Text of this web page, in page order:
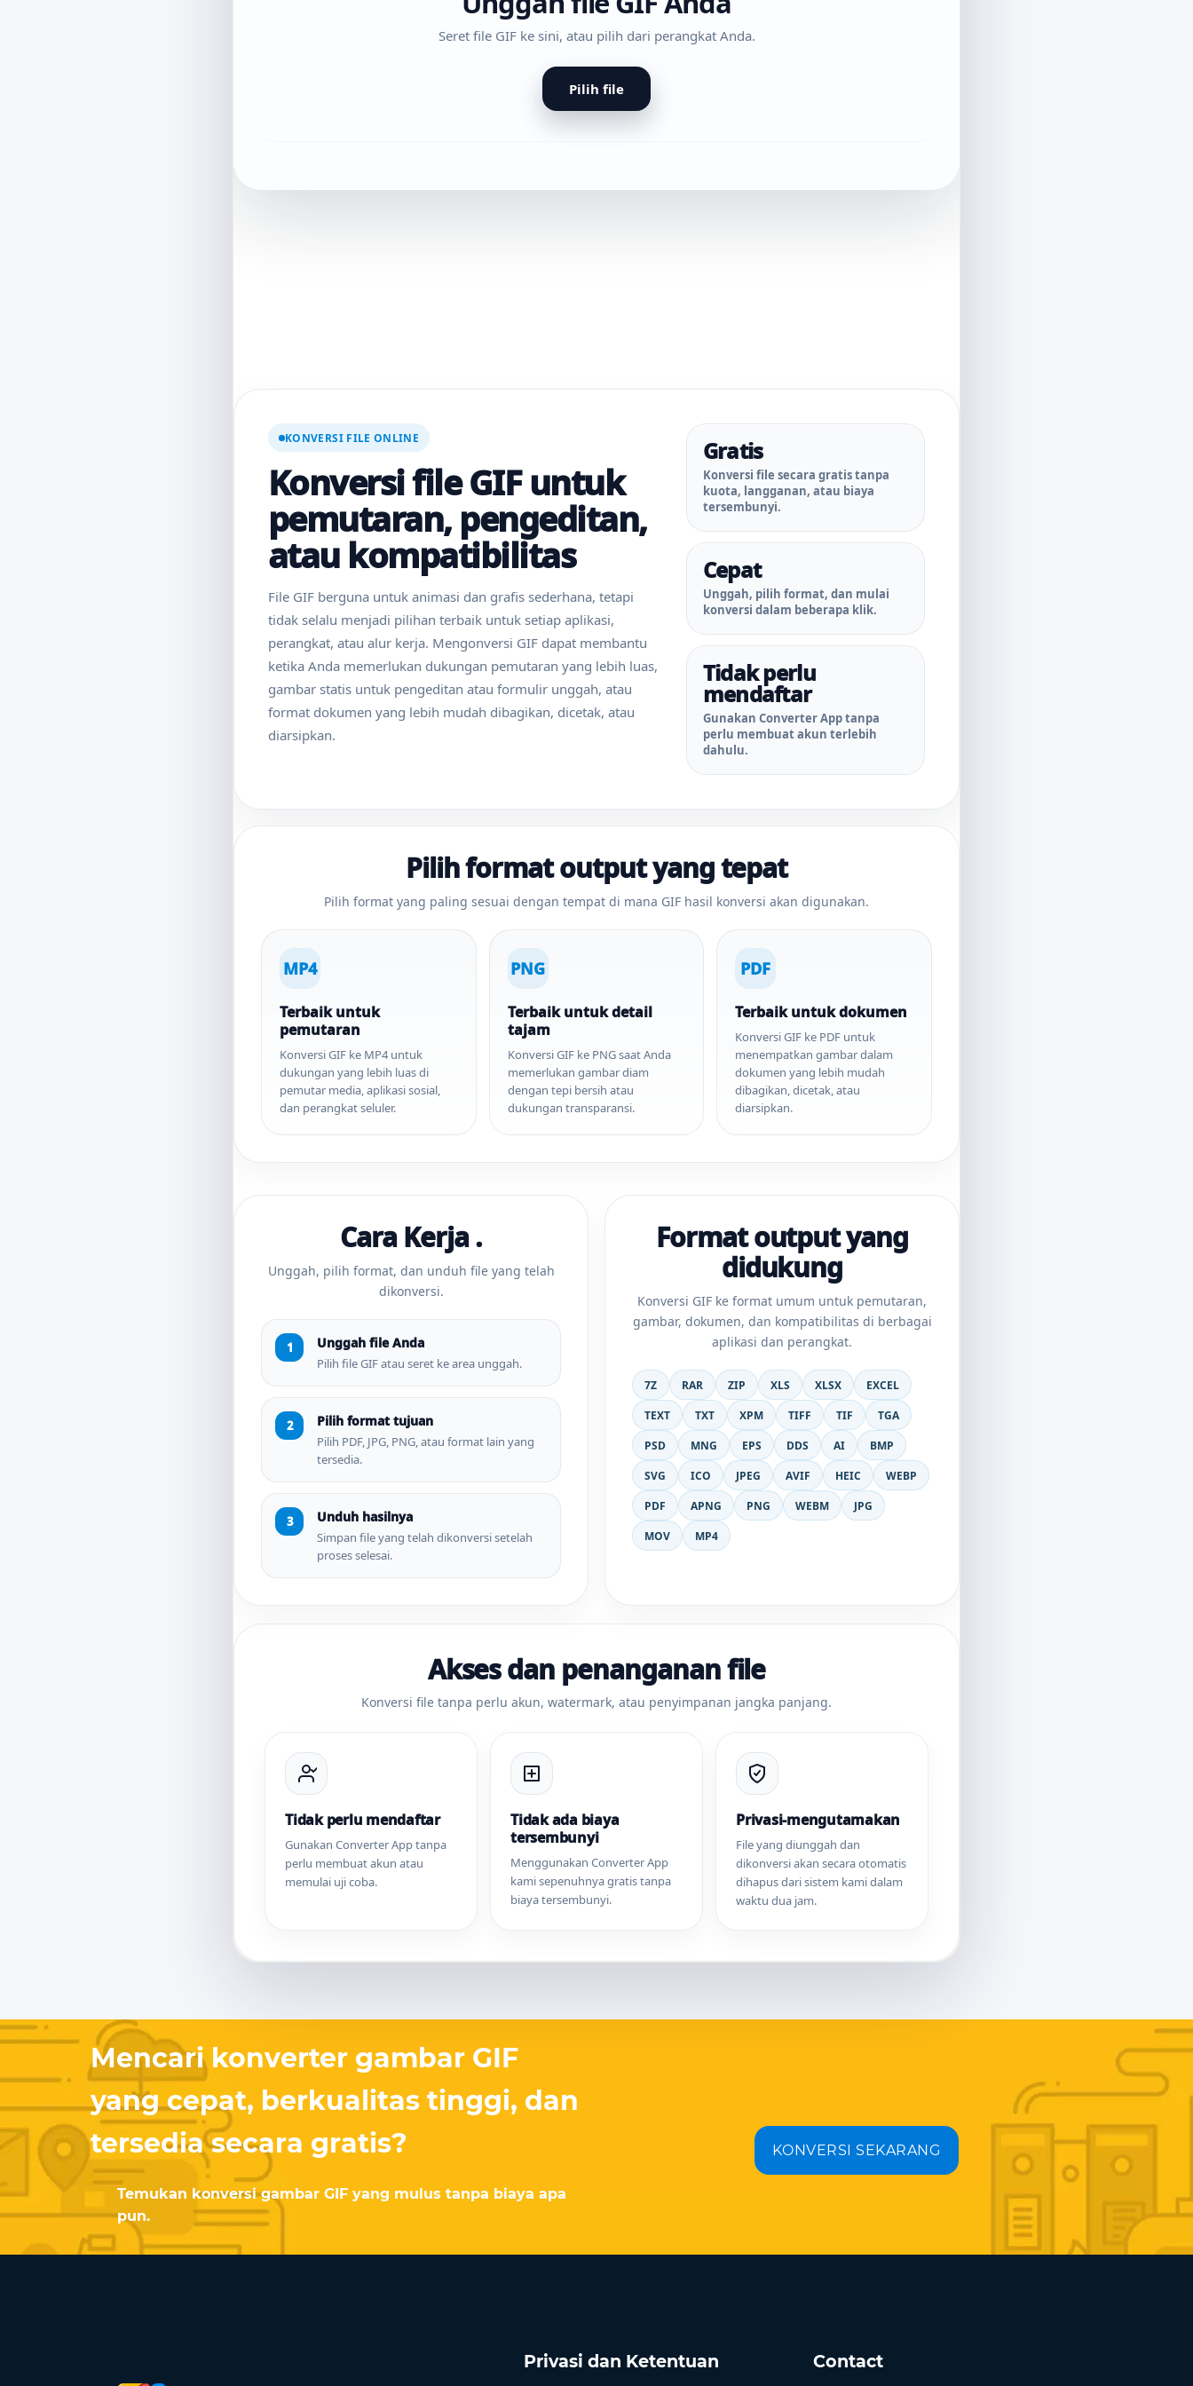
Seret file GIF ke sini, atau pilih dari perangkat Anda.
Pilih file
KONVERSI FILE ONLINE
Konversi file GIF untuk
pemutaran, pengeditan,
atau kompatibilitas
File GIF berguna untuk animasi dan grafis sederhana, tetapi
tidak selalu menjadi pilihan terbaik untuk setiap aplikasi,
perangkat, atau alur kerja. Mengonversi GIF dapat membantu
ketika Anda memerlukan dukungan pemutaran yang lebih luas,
gambar statis untuk pengeditan atau formulir unggah, atau
format dokumen yang lebih mudah dibagikan, dicetak, atau
diarsipkan.
Gratis
Konversi file secara gratis tanpa
kuota, langganan, atau biaya
tersembunyi.
Cepat
Unggah, pilih format, dan mulai
konversi dalam beberapa klik.
Tidak perlu
mendaftar
Gunakan Converter App tanpa
perlu membuat akun terlebih
dahulu.
Pilih format output yang tepat
Pilih format yang paling sesuai dengan tempat di mana GIF hasil konversi akan digunakan.
MP4
Terbaik untuk
pemutaran
Konversi GIF ke MP4 untuk
dukungan yang lebih luas di
pemutar media, aplikasi sosial,
dan perangkat seluler.
PNG
Terbaik untuk detail
tajam
Konversi GIF ke PNG saat Anda
memerlukan gambar diam
dengan tepi bersih atau
dukungan transparansi.
PDF
Terbaik untuk dokumen
Konversi GIF ke PDF untuk
menempatkan gambar dalam
dokumen yang lebih mudah
dibagikan, dicetak, atau
diarsipkan.
Cara Kerja .
Unggah, pilih format, dan unduh file yang telah
dikonversi.
Unggah file Anda
Pilih file GIF atau seret ke area unggah.
Pilih format tujuan
Pilih PDF, JPG, PNG, atau format lain yang
tersedia.
Unduh hasilnya
Simpan file yang telah dikonversi setelah
proses selesai.
Format output yang
didukung
Konversi GIF ke format umum untuk pemutaran,
gambar, dokumen, dan kompatibilitas di berbagai
aplikasi dan perangkat.
7Z RAR ZIP XLS XLSX
EXCEL
TEXT
TXT XPM TIFF TIF
TGA
PSD
MNG EPS DDS AI
BMP
SVG
ICO JPEG AVIF HEIC
WEBP
PDF
APNG PNG WEBM
JPG
MOV
MP4
Akses dan penanganan file
Konversi file tanpa perlu akun, watermark, atau penyimpanan jangka panjang.
Tidak perlu mendaftar
Gunakan Converter App tanpa
perlu membuat akun atau
memulai uji coba.
Tidak ada biaya
tersembunyi
Menggunakan Converter App
kami sepenuhnya gratis tanpa
biaya tersembunyi.
Privasi-mengutamakan
File yang diunggah dan
dikonversi akan secara otomatis
dihapus dari sistem kami dalam
waktu dua jam.
Mencari konverter gambar GIF
yang cepat, berkualitas tinggi, dan
tersedia secara gratis?
Temukan konversi gambar GIF yang mulus tanpa biaya apa
pun.
KONVERSI SEKARANG
Privasi dan Ketentuan Contact